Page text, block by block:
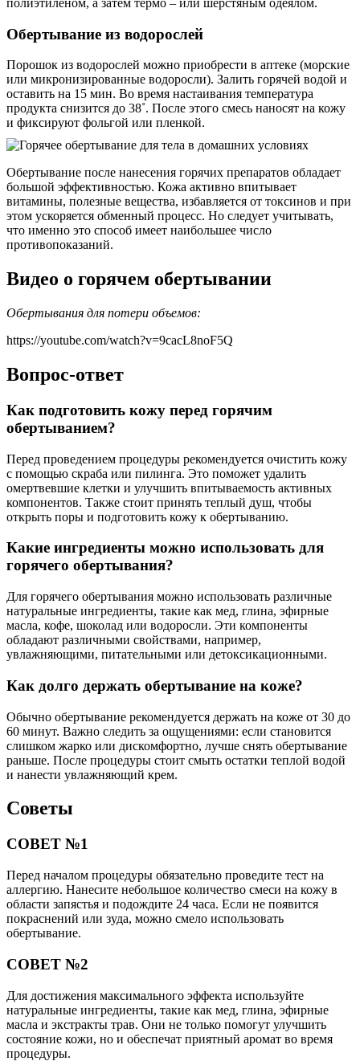
Обертывание из водорослей
Порошок из водорослей можно приобрести в аптеке (морские
или микронизированные водоросли). Залить горячей водой и
оставить на 15 мин. Во время настаивания температура
продукта снизится до 38˚. После этого смесь наносят на кожу
и фиксируют фольгой или пленкой.
Обертывание после нанесения горячих препаратов обладает
большой эффективностью. Кожа активно впитывает
витамины, полезные вещества, избавляется от токсинов и при
этом ускоряется обменный процесс. Но следует учитывать,
что именно это способ имеет наибольшее число
противопоказаний.
Видео о горячем обертывании
Обертывания для потери объемов:
https://youtube.com/watch?v=9cacL8noF5Q
Вопрос-ответ
Как подготовить кожу перед горячим
обертыванием?
Перед проведением процедуры рекомендуется очистить кожу
с помощью скраба или пилинга. Это поможет удалить
омертвевшие клетки и улучшить впитываемость активных
компонентов. Также стоит принять теплый душ, чтобы
открыть поры и подготовить кожу к обертыванию.
Какие ингредиенты можно использовать для
горячего обертывания?
Для горячего обертывания можно использовать различные
натуральные ингредиенты, такие как мед, глина, эфирные
масла, кофе, шоколад или водоросли. Эти компоненты
обладают различными свойствами, например,
увлажняющими, питательными или детоксикационными.
Как долго держать обертывание на коже?
Обычно обертывание рекомендуется держать на коже от 30 до
60 минут. Важно следить за ощущениями: если становится
слишком жарко или дискомфортно, лучше снять обертывание
раньше. После процедуры стоит смыть остатки теплой водой
и нанести увлажняющий крем.
Советы
СОВЕТ №1
Перед началом процедуры обязательно проведите тест на
аллергию. Нанесите небольшое количество смеси на кожу в
области запястья и подождите 24 часа. Если не появится
покраснений или зуда, можно смело использовать
обертывание.
СОВЕТ №2
Для достижения максимального эффекта используйте
натуральные ингредиенты, такие как мед, глина, эфирные
масла и экстракты трав. Они не только помогут улучшить
состояние кожи, но и обеспечат приятный аромат во время
процедуры.